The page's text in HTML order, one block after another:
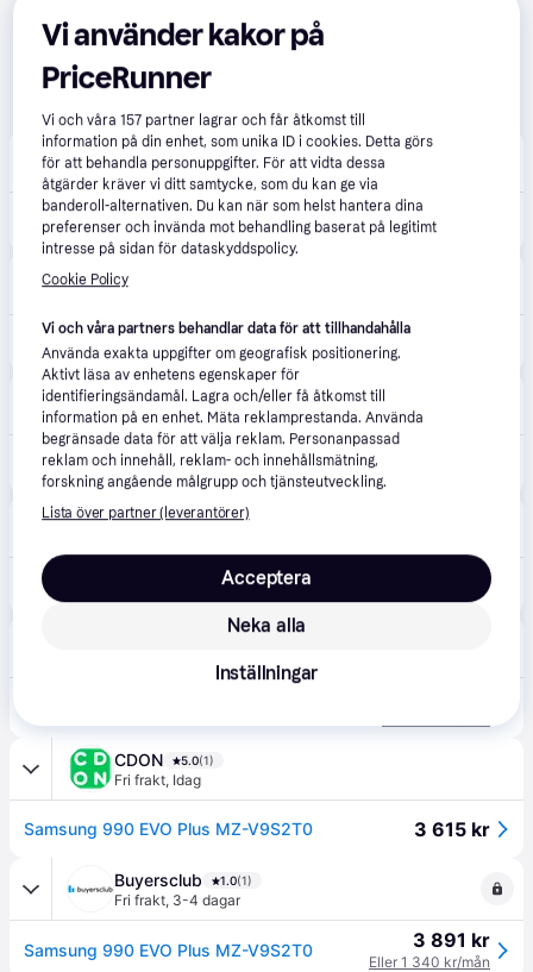
Buyn 5.0 (57)
99 kr frakt,1-3 dagar
Samsung 990 EVO Plus 2TB 3 790 kr
Eller 669 kr/mån
Scandinavian Photo
SSD 990 EVO Plus 2TB
Compumail 4.6(87)
Fri frakt,1-2 dagar
Samsung SSD 990 EVO Plus SSD - 2TB - PCIe 5.0 - M.2 2280 --> I lager, forväntat leveransdatum hos dig 07-08-2026
Eller 1 440 kr/mån
Elgiganten 4.1(4649)
Samsung 990 EVO Plus intern SSD (2TB) 4 990 kr
CS MEGASTORE 4.6(232)
CDON 5.0(1)
Fri frakt, Idag
Samsung 990 EVO Plus MZ-V9S2T0 3 615 kr
Buyersclub 1.0(1)
Fri frakt, 3-4 dagar
Samsung 990 EVO Plus MZ-V9S2T0 3 891 kr
Eller 1 340 kr/mån
Vi använder kakor på
PriceRunner
Vi och våra157 partner lagrar och får åtkomst till
information på din enhet, som unika ID i cookies. Detta görs
för att behandla personuppgifter. För att vidta dessa
åtgärder kräver vi ditt samtycke, som du kan ge via
banderoll-alternativen. Du kan när som helst hantera dina
preferenser och invända mot behandling baserat på legitimt
intresse på sidan för dataskyddspolicy.
Cookie Policy
Vi och våra partners behandlar data för att tillhandahålla
Använda exakta uppgifter om geografisk positionering.
Aktivt läsa av enhetens egenskaper för
identifieringsändamål. Lagra och/eller få åtkomst till
information på en enhet. Mäta reklamprestanda. Använda
begränsade data för att välja reklam. Personanpassad
reklam och innehåll, reklam- och innehållsmätning,
forskning angående målgrupp och tjänsteutveckling.
Lista över partner (leverantörer)
Neka alla
Acceptera
Inställningar